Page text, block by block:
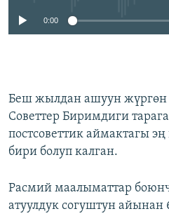
0:00
Беш жылдан ашуун
Советтер Биримдиги
постсоветтик аймактагы
бири болуп калган.
Расмий маалыматтар
атуулдук согуштун